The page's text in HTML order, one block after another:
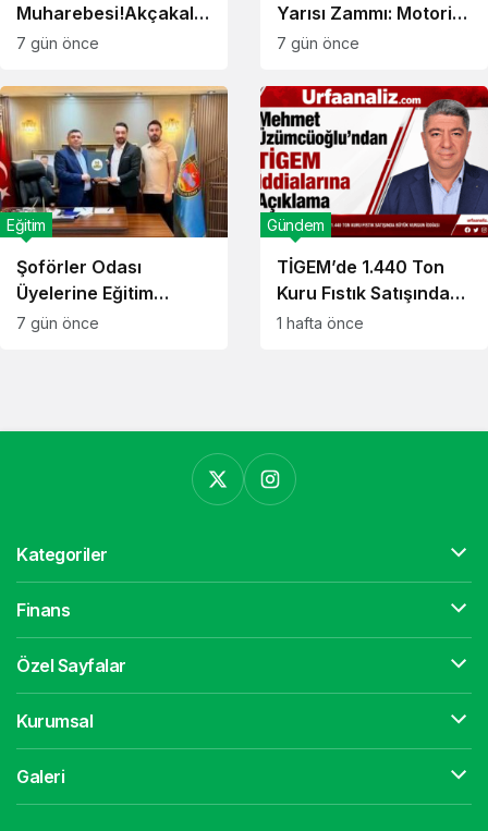
Muharebesi!Akçakale
‘de Olay!
7 gün önce
Yarısı Zammı: Motorin
80 TL’yi Aştı!
7 gün önce
Şoförler Odası
Üyelerine Eğitim
Müjdesi: Aydınlar
Eğitim
7 gün önce
TİGEM’de 1.440 Ton
Kuru Fıstık Satışında
Vurgun İddiası!
Gündem
1 hafta önce
Kategoriler
Finans
Özel Sayfalar
Kurumsal
Galeri